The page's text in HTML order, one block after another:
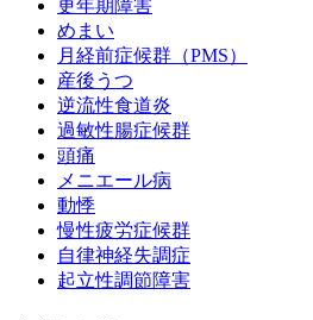
更年期障害
めまい
月経前症候群（PMS）
産後うつ
逆流性食道炎
過敏性腸症候群
頭痛
メニエール病
動悸
慢性疲労症候群
自律神経失調症
起立性調節障害